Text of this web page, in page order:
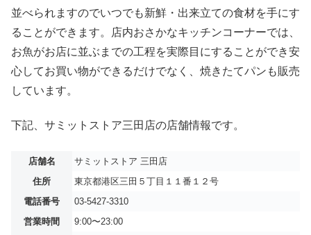
並べられますのでいつでも新鮮・出来立ての食材を手にす
ることができます。店内おさかなキッチンコーナーでは、
お魚がお店に並ぶまでの工程を実際目にすることができ安
心してお買い物ができるだけでなく、焼きたてパンも販売
しています。
下記、サミットストア三田店の店舗情報です。
店舗名
サミットストア 三田店
住所
東京都港区三田５丁目１１番１２号
電話番号
03-5427-3310
営業時間
9:00〜23:00